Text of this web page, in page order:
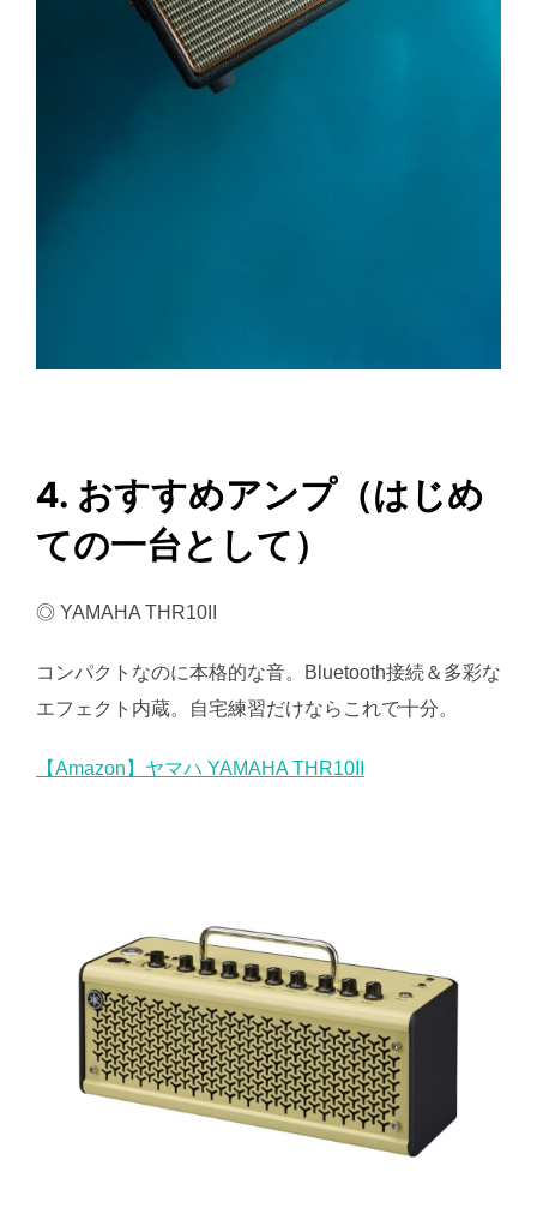
4. おすすめアンプ（はじめ
ての一台として）
◎ YAMAHA THR10II
コンパクトなのに本格的な音。Bluetooth接続＆多彩な
エフェクト内蔵。自宅練習だけならこれで十分。
【Amazon】ヤマハ YAMAHA THR10II